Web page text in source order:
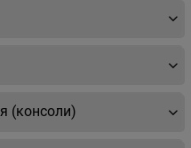
(консоли)